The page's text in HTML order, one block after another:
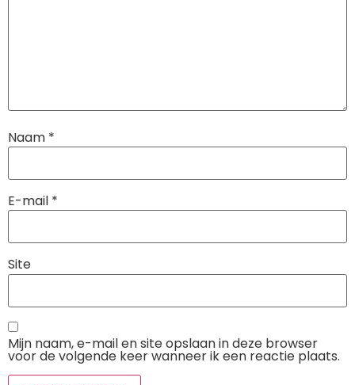
Naam *
E-mail *
Site
Mijn naam, e-mail en site opslaan in deze browser
voor de volgende keer wanneer ik een reactie plaats.